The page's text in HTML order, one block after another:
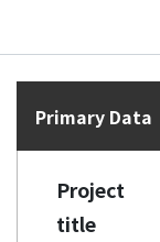
Primary Data
Project
title